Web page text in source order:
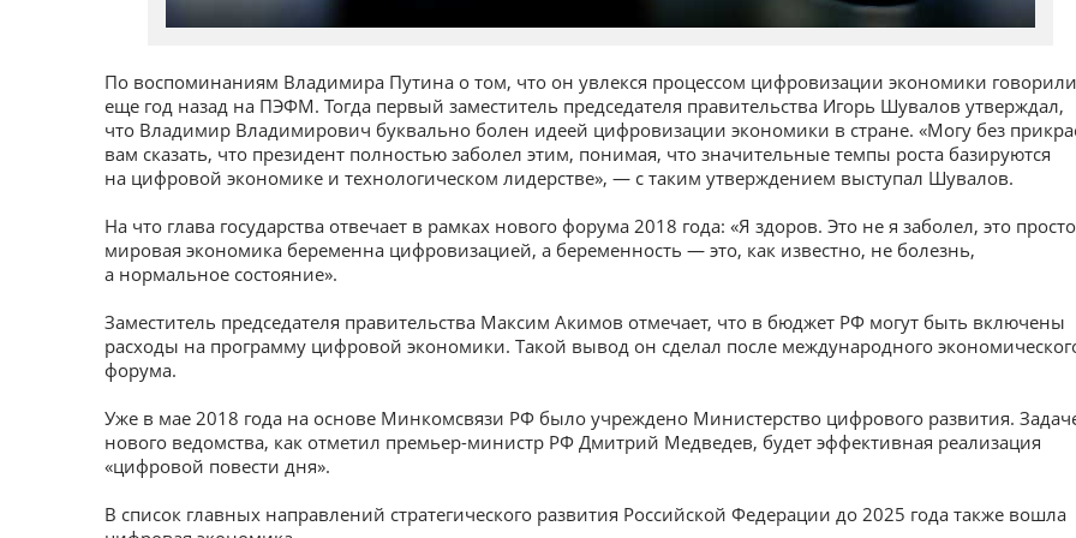
По воспоминаниям Владимира Путина о том, что он увлекся процессом цифровизации экономики говорили
еще год назад на ПЭФМ. Тогда первый заместитель председателя правительства Игорь Шувалов утверждал,
что Владимир Владимирович буквально болен идеей цифровизации экономики в стране. «Могу без
вам сказать, что президент полностью заболел этим, понимая, что значительные темпы роста базируются
на цифровой экономике и технологическом лидерстве», — с таким утверждением выступал Шувалов.
На что глава государства отвечает в рамках нового форума 2018 года: «Я здоров. Это не я заболел, это просто
мировая экономика беременна цифровизацией, а беременность — это, как известно, не болезнь,
а нормальное состояние».
Заместитель председателя правительства Максим Акимов отмечает, что в бюджет РФ могут быть включены
расходы на программу цифровой экономики. Такой вывод он сделал после международного
форума.
Уже в мае 2018 года на основе Минкомсвязи РФ было учреждено Министерство цифрового развития.
нового ведомства, как отметил премьер-министр РФ Дмитрий Медведев, будет эффективная реализация
«цифровой повести дня».
В список главных направлений стратегического развития Российской Федерации до 2025 года также вошла